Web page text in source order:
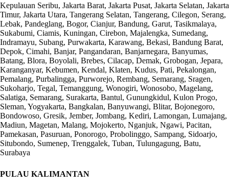
Kepulauan Seribu, Jakarta Barat, Jakarta Pusat, Jakarta Selatan, Jakarta
Timur, Jakarta Utara, Tangerang Selatan, Tangerang, Cilegon, Serang,
Lebak, Pandeglang, Bogor, Cianjur, Bandung, Garut, Tasikmalaya,
Sukabumi, Ciamis, Kuningan, Cirebon, Majalengka, Sumedang,
Indramayu, Subang, Purwakarta, Karawang, Bekasi, Bandung Barat,
Depok, Cimahi, Banjar, Pangandaran, Banjarnegara, Banyumas,
Batang, Blora, Boyolali, Brebes, Cilacap, Demak, Grobogan, Jepara,
Karanganyar, Kebumen, Kendal, Klaten, Kudus, Pati, Pekalongan,
Pemalang, Purbalingga, Purworejo, Rembang, Semarang, Sragen,
Sukoharjo, Tegal, Temanggung, Wonogiri, Wonosobo, Magelang,
Salatiga, Semarang, Surakarta, Bantul, Gunungkidul, Kulon Progo,
Sleman, Yogyakarta, Bangkalan, Banyuwangi, Blitar, Bojonegoro,
Bondowoso, Gresik, Jember, Jombang, Kediri, Lamongan, Lumajang,
Madiun, Magetan, Malang, Mojokerto, Nganjuk, Ngawi, Pacitan,
Pamekasan, Pasuruan, Ponorogo, Probolinggo, Sampang, Sidoarjo,
Situbondo, Sumenep, Trenggalek, Tuban, Tulungagung, Batu,
Surabaya
PULAU KALIMANTAN